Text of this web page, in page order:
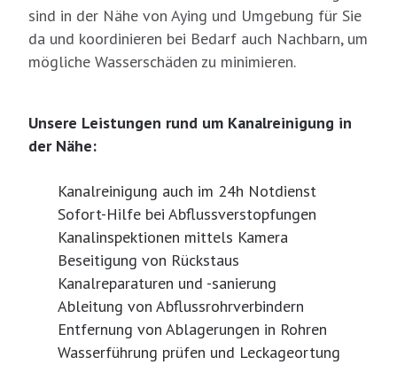
sind in der Nähe von Aying und Umgebung für Sie
da und koordinieren bei Bedarf auch Nachbarn, um
mögliche Wasserschäden zu minimieren.
Unsere Leistungen rund um Kanalreinigung in
der Nähe:
Kanalreinigung auch im 24h Notdienst
Sofort-Hilfe bei Abflussverstopfungen
Kanalinspektionen mittels Kamera
Beseitigung von Rückstaus
Kanalreparaturen und -sanierung
Ableitung von Abflussrohrverbindern
Entfernung von Ablagerungen in Rohren
Wasserführung prüfen und Leckageortung